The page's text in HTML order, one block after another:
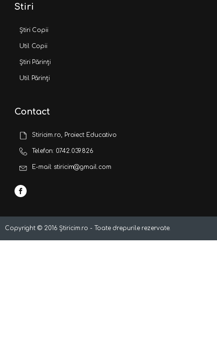
Stiri
Știri Copii
Util Copii
Știri Părinți
Util Părinți
Contact
Stiricim.ro, Proiect Educativo
Telefon: 0742.039.826
E-mail: stiricim@gmail.com
Copyright © 2016 Știricim.ro - Toate drepurile rezervate.